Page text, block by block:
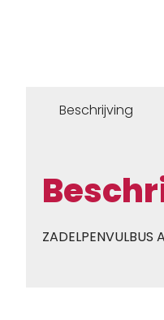
Beschrijving